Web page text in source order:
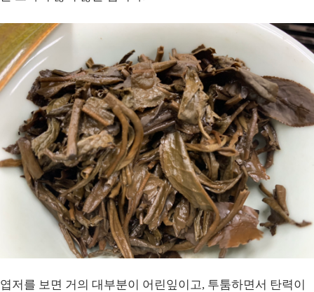
엽저를 보면 거의 대부분이 어린잎이고, 투툼하면서 탄력이